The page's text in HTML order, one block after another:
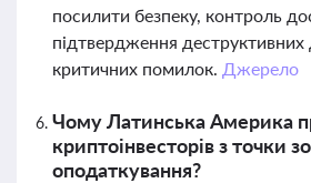
посилити безпеку, контроль
підтвердження
критичних помилок. Джерело
Чому Латинська Америка
криптоінвесторів з точки
оподаткування?